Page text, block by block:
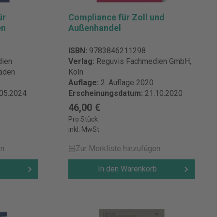
Ost, Die
in der
Compliance für Zoll und
Außenhandel
ISBN: 9783846211298
Verlag: Reguvis Fachmedien GmbH,
Köln
Auflage: 2. Auflage 2020
Erscheinungsdatum: 21.10.2020
46,00 €
Pro Stück
inkl. MwSt.
Zur Merkliste hinzufügen
In den Warenkorb